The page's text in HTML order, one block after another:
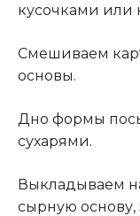
кусочками или
Смешиваем
основы.
Дно формы
сухарями.
Выкладываем
сырную основу,